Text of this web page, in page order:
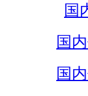
国
国
国